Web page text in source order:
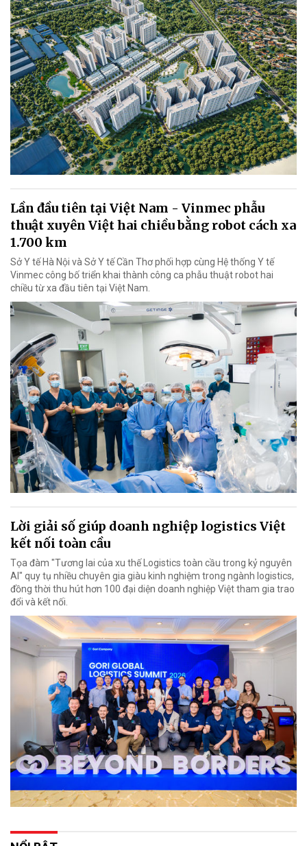
Lần đầu tiên tại Việt Nam - Vinmec phẫu
thuật xuyên Việt hai chiều bằng robot cách xa
1.700 km
Sở Y tế Hà Nội và Sở Y tế Cần Thơ phối hợp cùng Hệ thống Y tế
Vinmec công bố triển khai thành công ca phẫu thuật robot hai
chiều từ xa đầu tiên tại Việt Nam.
Lời giải số giúp doanh nghiệp logistics Việt
kết nối toàn cầu
Tọa đàm "Tương lai của xu thế Logistics toàn cầu trong kỷ nguyên
AI" quy tụ nhiều chuyên gia giàu kinh nghiệm trong ngành logistics,
đồng thời thu hút hơn 100 đại diện doanh nghiệp Việt tham gia trao
đổi và kết nối.